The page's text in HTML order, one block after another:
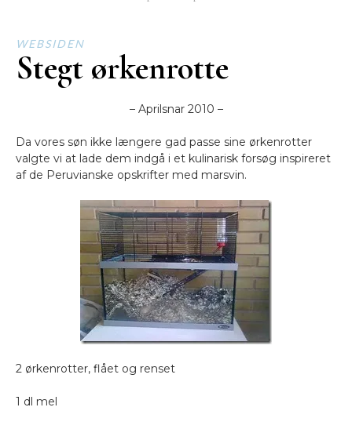
WEBSIDEN
Stegt ørkenrotte
– Aprilsnar 2010 –
Da vores søn ikke længere gad passe sine ørkenrotter
valgte vi at lade dem indgå i et kulinarisk forsøg inspireret
af de Peruvianske opskrifter med marsvin.
2 ørkenrotter, flået og renset
1 dl mel